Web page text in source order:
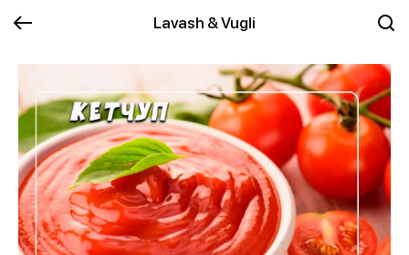
Lavash & Vugli